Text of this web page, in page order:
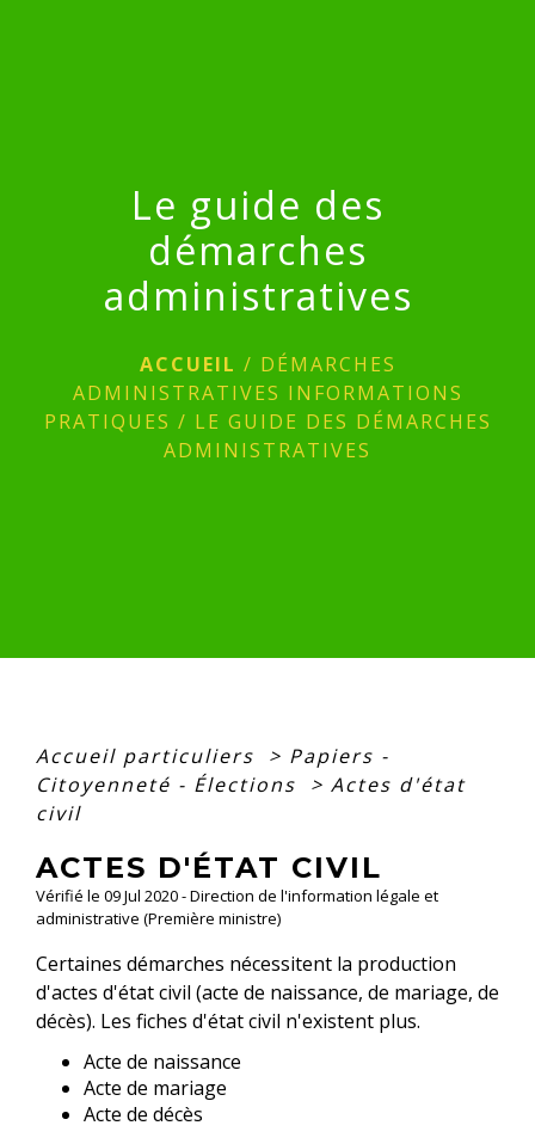
Le guide des
démarches
administratives
ACCUEIL / DÉMARCHES
ADMINISTRATIVES INFORMATIONS
PRATIQUES / LE GUIDE DES DÉMARCHES
ADMINISTRATIVES
Accueil particuliers > Papiers -
Citoyenneté - Élections
> Actes d'état
civil
ACTES D'ÉTAT CIVIL
Vérifié le 09 Jul 2020 - Direction de l'information légale et
administrative (Première ministre)
Certaines démarches nécessitent la production
d'actes d'état civil (acte de naissance, de mariage, de
décès). Les fiches d'état civil n'existent plus.
Acte de naissance
Acte de mariage
Acte de décès